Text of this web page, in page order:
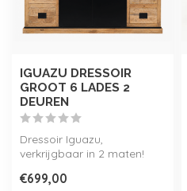
IGUAZU DRESSOIR
GROOT 6 LADES 2
DEUREN
Dressoir Iguazu,
verkrijgbaar in 2 maten!
collectie.
€699,00